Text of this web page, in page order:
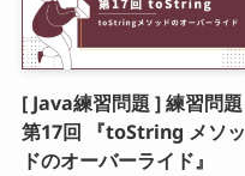
[ Java練習問題 ] 練習問題
第17回 『toString メソッ
ドのオーバーライド』